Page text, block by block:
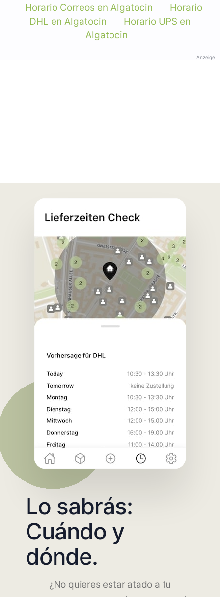
Horario Correos en Algatocin
Horario
DHL en Algatocin
Horario UPS en
Algatocin
Anzeige
Lo sabrás:
Cuándo y
dónde.
¿No quieres estar atado a tu